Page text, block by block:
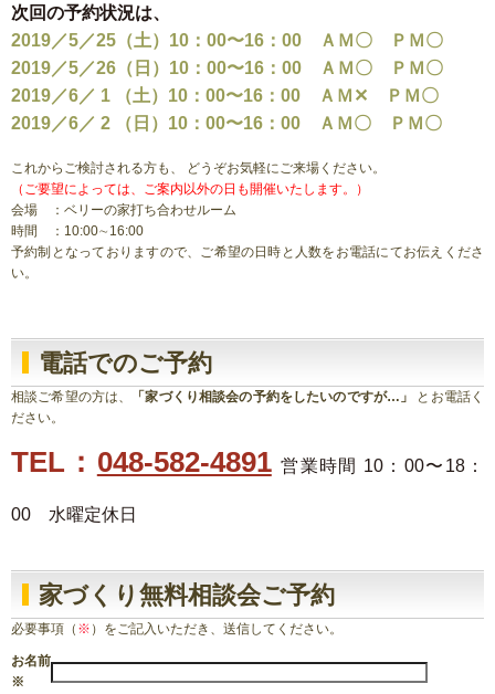
次回の予約状況は、
2019／5／25（土）10：00〜16：00 ＡＭ〇 ＰＭ〇
2019／5／26（日）10：00〜16：00 ＡＭ〇 ＰＭ〇
2019／6／ 1 （土）10：00〜16：00 ＡＭ✕ ＰＭ〇
2019／6／ 2 （日）10：00〜16：00 ＡＭ〇 ＰＭ〇
これからご検討される方も、 どうぞお気軽にご来場ください。
（ご要望によっては、ご案内以外の日も開催いたします。）
会場 ：ベリーの家打ち合わせルーム
時間 ：10:00∼16:00
予約制となっておりますので、ご希望の日時と人数をお電話にてお伝えくださ
い。
電話でのご予約
相談ご希望の方は、 「家づくり相談会の予約をしたいのですが…」
とお電話く
ださい。
TEL： 048-582-4891 営業時間 10：00〜18：
00 水曜定休日
家づくり無料相談会ご予約
必要事項（ ※ ）をご記入いただき、送信してください。
お名前
※